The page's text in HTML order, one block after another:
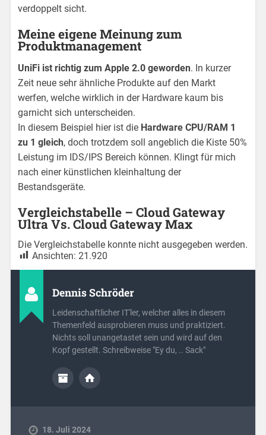
verdoppelt sicht.
Meine eigene Meinung zum
Produktmanagement
UniFi ist richtig zum Apple 2.0 geworden. In kurzer
Zeit neue sehr ähnliche Produkte auf den Markt
werfen, welche wirklich in der Hardware kaum bis
garnicht sich unterscheiden.
In diesem Beispiel hier ist die Hardware CPU/RAM 1
zu 1 gleich, doch trotzdem soll angeblich die Kiste 50%
Leistung im IDS/IPS Bereich können. Klingt für mich
nach einer künstlichen kleinhaltung der
Bestandsgeräte.
Vergleichstabelle – Cloud Gateway
Ultra Vs. Cloud Gateway Max
Die Vergleichstabelle konnte nicht ausgegeben werden.
Ansichten: 21.920
Dennis Schröder
Leidenschaftlicher IT'ler, welcher alles in diesem
Themenfeld ausprobieren muss und praktiziert.
Nichts soll unangetastet sein und wird auf den
Kopf gestellt. Schreibweise "Ey du, .. Sack"
18. Juli 2024